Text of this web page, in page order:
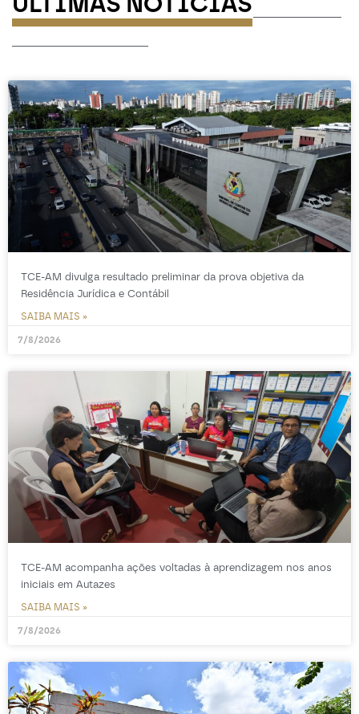
-----------------
TCE-AM divulga resultado preliminar da prova objetiva da
Residência Jurídica e Contábil
SAIBA MAIS »
7/8/2026
TCE-AM acompanha ações voltadas à aprendizagem nos anos
iniciais em Autazes
SAIBA MAIS »
7/8/2026